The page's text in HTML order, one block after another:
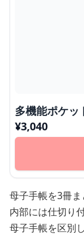
多機能ポケッ
¥3,040
母子手帳を3冊ま
内部には仕切り
母子手帳を区別